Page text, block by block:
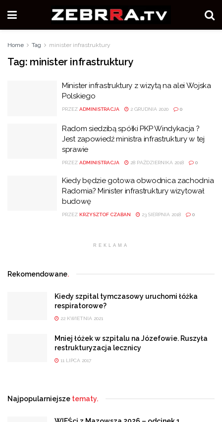
Home Tag minister infrastruktury
Tag: minister infrastruktury
Minister infrastruktury z wizytą na alei Wojska
Polskiego
PRZEZ ADMINISTRACJA 2 GRUDNIA 2020 0
Radom siedzibą spółki PKP Windykacja ?
Jest zapowiedź ministra infrastruktury w tej
sprawie
PRZEZ ADMINISTRACJA 28 PAŹDZIERNIKA 2018 0
Kiedy będzie gotowa obwodnica zachodnia
Radomia? Minister infrastruktury wizytował
budowę
PRZEZ KRZYSZTOF CZABAN 23 SIERPNIA 2018 0
REKLAMA
Rekomendowane.
Kiedy szpital tymczasowy uruchomi łóżka
respiratorowe?
22 KWIETNIA 2021
Mniej łóżek w szpitalu na Józefowie. Ruszyła
restrukturyzacja lecznicy
11 LIPCA 2017
Najpopularniejsze tematy.